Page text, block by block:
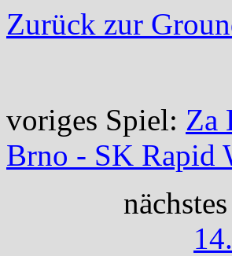
Zurück zur
voriges Spiel: Za
Brno - SK Rapid